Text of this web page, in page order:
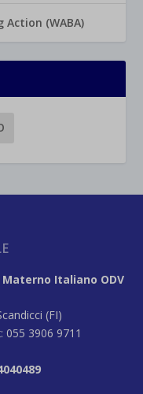
(WABA)
Italiano ODV
(FI)
055 3906 9711